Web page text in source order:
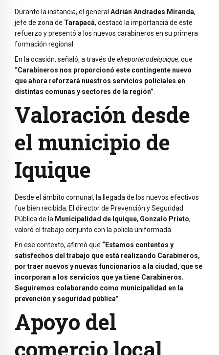
Durante la instancia, el general Adrián Andrades Miranda,
jefe de zona de Tarapacá, destacó la importancia de este
refuerzo y presentó a los nuevos carabineros en su primera
formación regional.
En la ocasión, señaló, a través de elreporterodeiquique, que
“Carabineros nos proporcionó este contingente nuevo
que ahora reforzará nuestros servicios policiales en
distintas comunas y sectores de la región”
Valoración desde
el municipio de
Iquique
Desde el ámbito comunal, la llegada de los nuevos efectivos
fue bien recibida. El director de Prevención y Seguridad
Pública de la Municipalidad de Iquique, Gonzalo Prieto,
valoró el trabajo conjunto con la policía uniformada.
En ese contexto, afirmó que “Estamos contentos y
satisfechos del trabajo que está realizando Carabineros,
por traer nuevos y nuevas funcionarios a la ciudad, que se
incorporan a los servicios que ya tiene Carabineros.
Seguiremos colaborando como municipalidad en la
prevención y seguridad pública”
Apoyo del
comercio local